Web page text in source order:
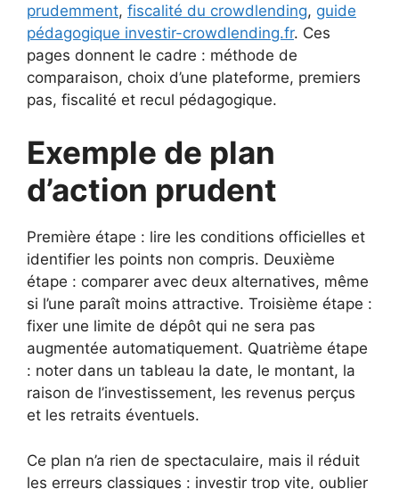
prudemment, fiscalité du crowdlending, guide
pédagogique investir-crowdlending.fr. Ces
pages donnent le cadre : méthode de
comparaison, choix d’une plateforme, premiers
pas, fiscalité et recul pédagogique.
Exemple de plan
d’action prudent
Première étape : lire les conditions officielles et
identifier les points non compris. Deuxième
étape : comparer avec deux alternatives, même
si l’une paraît moins attractive. Troisième étape :
fixer une limite de dépôt qui ne sera pas
augmentée automatiquement. Quatrième étape
: noter dans un tableau la date, le montant, la
raison de l’investissement, les revenus perçus
et les retraits éventuels.
Ce plan n’a rien de spectaculaire, mais il réduit
les erreurs classiques : investir trop vite, oublier